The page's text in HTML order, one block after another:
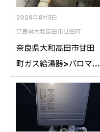
2026年8月5日
奈良県大和高田市甘田町
奈良県大和高田市甘田
町ガス給湯器>パロマ交
換工事施工事例：リン
ナイRFS-A2400SAか
らパロマFH-
E2422SARLへの交換